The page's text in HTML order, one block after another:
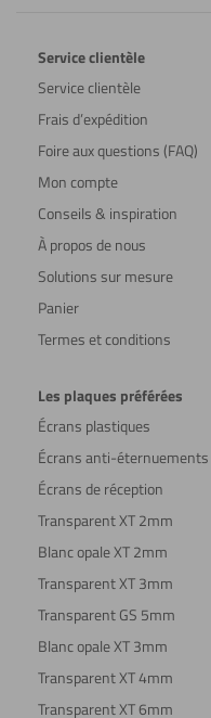
Service clientèle
Service clientèle
Frais d’expédition
Foire aux questions (FAQ)
Mon compte
Conseils & inspiration
À propos de nous
Solutions sur mesure
Panier
Termes et conditions
Les plaques préférées
Écrans plastiques
Écrans anti-éternuements
Écrans de réception
Transparent XT 2mm
Blanc opale XT 2mm
Transparent XT 3mm
Transparent GS 5mm
Blanc opale XT 3mm
Transparent XT 4mm
Transparent XT 6mm